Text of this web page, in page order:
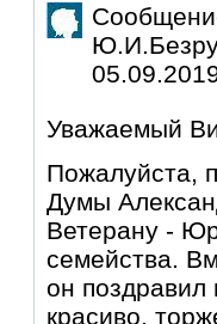
Уважаемый
Пожалуйста,
Думы
Ветерану -
семейства.
он
красиво,